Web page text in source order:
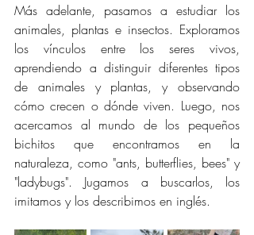
Más adelante, pasamos a estudiar los
animales, plantas e insectos. Exploramos
los vínculos entre los seres vivos,
aprendiendo a distinguir diferentes tipos
de animales y plantas, y observando
cómo crecen o dónde viven. Luego, nos
acercamos al mundo de los pequeños
bichitos que encontramos en la
naturaleza, como "ants, butterflies, bees" y
"ladybugs". Jugamos a buscarlos, los
imitamos y los describimos en inglés.